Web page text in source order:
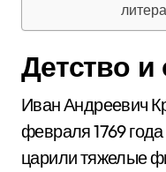
Детство и
Иван Андреевич
февраля 1769
царили тяжелые